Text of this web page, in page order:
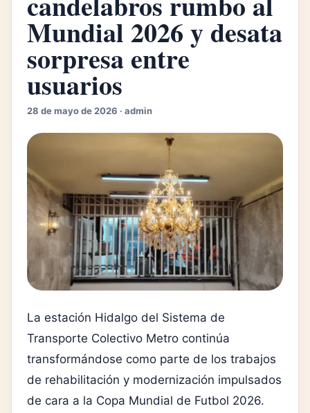
Mundial 2026 y desata
sorpresa entre
usuarios
28 de mayo de 2026 · admin
La estación Hidalgo del Sistema de
Transporte Colectivo Metro continúa
transformándose como parte de los trabajos
de rehabilitación y modernización impulsados
de cara a la Copa Mundial de Futbol 2026.